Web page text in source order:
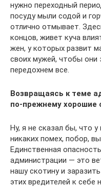
нужно переходный
посуду мыли содой и
отлично отмывает.
концов, живет куча
жен, у которых развит
своих мужей, чтобы они
передохнем все.
Возвращаясь к теме
по-прежнему хорошие
Ну, я не сказал бы, что
никаких помех, побор,
Единственная
администрации — это
нашу скотину и
этих вредителей к себе